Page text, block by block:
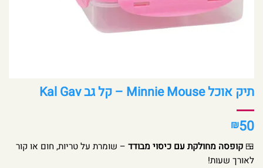
תיק אוכל Minnie Mouse – קל גב Kal Gav
₪50
🍱 קופסה מחולקת עם כיסוי מבודד – שומרת על טריות, חום או קור
לאורך שעות!